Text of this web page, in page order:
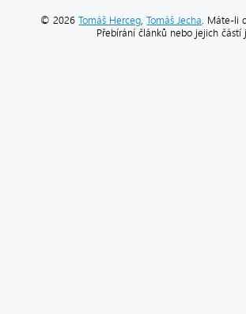
© 2026Tomáš Herceg,Tomáš Jecha. Máte-li
Přebírání článků nebo jejich